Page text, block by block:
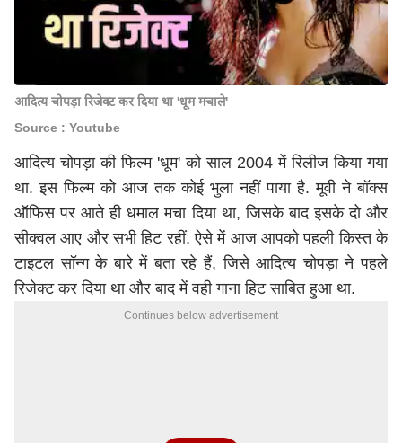
आदित्य चोपड़ा रिजेक्ट कर दिया था 'धूम मचाले'
Source : Youtube
आदित्य चोपड़ा की फिल्म 'धूम' को साल 2004 में रिलीज किया गया
था. इस फिल्म को आज तक कोई भुला नहीं पाया है. मूवी ने बॉक्स
ऑफिस पर आते ही धमाल मचा दिया था, जिसके बाद इसके दो और
सीक्वल आए और सभी हिट रहीं. ऐसे में आज आपको पहली किस्त के
टाइटल सॉन्ग के बारे में बता रहे हैं, जिसे आदित्य चोपड़ा ने पहले
रिजेक्ट कर दिया था और बाद में वही गाना हिट साबित हुआ था.
Continues below advertisement